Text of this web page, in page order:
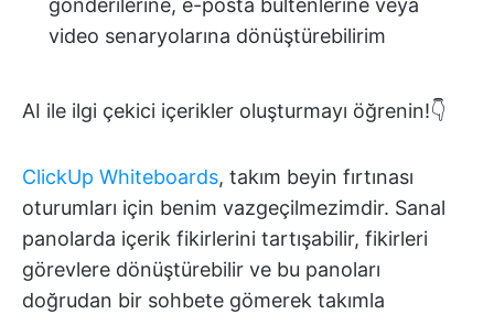
gönderilerine, e-posta bültenlerine veya
video senaryolarına dönüştürebilirim
AI ile ilgi çekici içerikler oluşturmayı öğrenin!👇
ClickUp Whiteboards, takım beyin fırtınası
oturumları için benim vazgeçilmezimdir. Sanal
panolarda içerik fikirlerini tartışabilir, fikirleri
görevlere dönüştürebilir ve bu panoları
doğrudan bir sohbete gömerek takımla